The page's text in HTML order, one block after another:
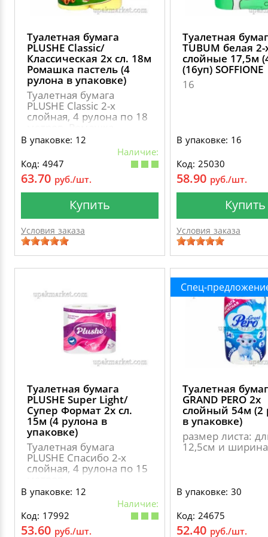
Туалетная бумага
PLUSHE Classic/
Классическая 2х сл. 18м
Ромашка пастель (4
рулона в упаковке)
Туалетная бумага
PLUSHE Classic 2-х
слойная, 4 рулона по 18
метров, Ромашка
пастель
В упаковке: 12
Наличие:
Код: 4947
63.70 руб./шт.
Купить
Условия заказа
Туалетная
TUBUM белая 2-
слойные 17,5м
(16уп) SOFFIONE
16
В упаковке: 16
Код: 25030
58.90 руб./шт.
Купить
Условия заказа
Туалетная бумага
PLUSHE Super Light/
Супер Формат 2х сл.
15м (4 рулона в
упаковке)
Туалетная бумага
PLUSHE Спасибо 2-х
слойная, 4 рулона по 15
В упаковке: 12
Наличие:
Код: 17992
53.60 руб./шт.
Спец-
Туалетная
GRAND PERO 2х
слойный 54м (2
в упаковке)
размер листа:
12,5см и
В упаковке: 30
Код: 24675
52.40 руб./шт.